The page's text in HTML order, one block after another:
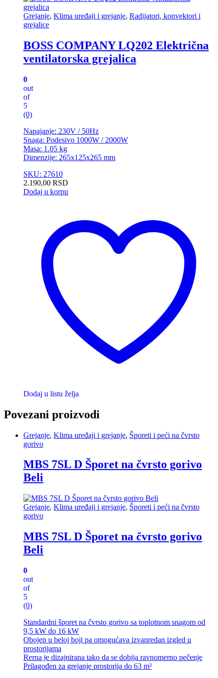
Grejanje, Klima uređaji i grejanje, Radijatori, konvektori i
grejalice
BOSS COMPANY LQ202 Električna
ventilatorska grejalica
0
out
of
5
(0)
Napajanje: 230V / 50Hz
Snaga: Podesivo 1000W / 2000W
Masa: 1.05 kg
Dimenzije: 265x125x265 mm
SKU: 27610
2.190,00 RSD
Dodaj u korpu
Dodaj u listu želja
Povezani proizvodi
Grejanje, Klima uređaji i grejanje, Šporeti i peći na čvrsto
gorivo
MBS 7SL D Šporet na čvrsto gorivo
Beli
Grejanje, Klima uređaji i grejanje, Šporeti i peći na čvrsto
gorivo
MBS 7SL D Šporet na čvrsto gorivo
Beli
0
out
of
5
(0)
Standardni šporet na čvrsto gorivo sa toplotnom snagom od
9,5 kW do 16 kW
Obojen u beloj boji pa omogućava izvanredan izgled u
prostorijama
Rerna je dizajnirana tako da se dobija ravnomerno pečenje
Prilagođen za grejanje prostorija do 63 m²